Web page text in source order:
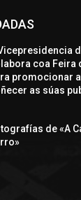
coa Feira
promocionar
as súas
de «A